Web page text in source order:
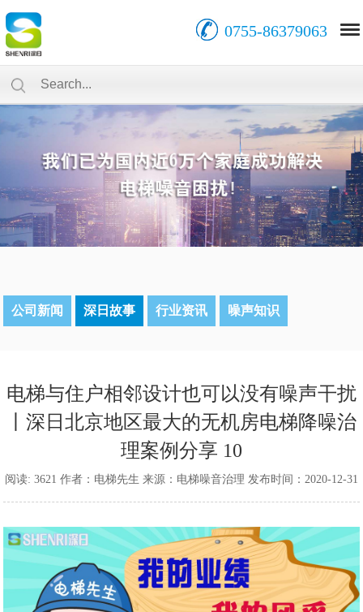
0755-86379063
公司新闻 深日故事 行业资讯 噪声知识
电梯与住户相邻设计也可以没有噪声干扰
丨深日北京地区最大的无机房电梯降噪治
理案例分享 10
阅读: 3621 作者：电梯先生 来源：电梯噪音治理 发布时间：2020-12-31